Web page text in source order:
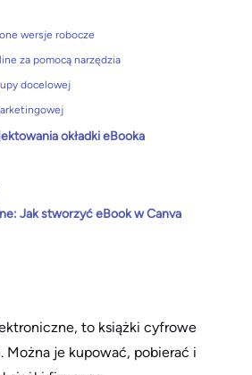
wersje robocze
za pomocą narzędzia
docelowej
okładki eBooka
Jak stworzyć eBook w Canva
to książki cyfrowe
Można je kupować, pobierać i